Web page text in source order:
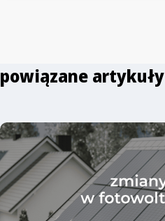
powiązane artykuły